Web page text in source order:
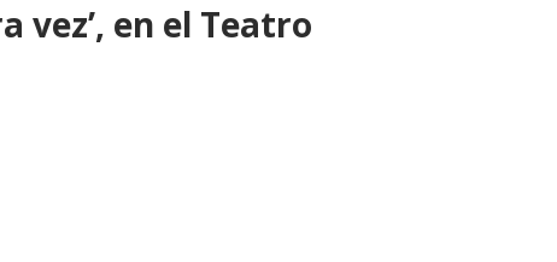
vez’, en el Teatro